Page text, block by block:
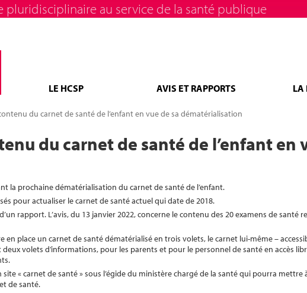
pluridisciplinaire au service de la santé publique
LE HCSP AVIS ET RAPPORTS LA
du carnet de santé de l’enfant en vue de sa dématérialisation
du carnet de santé de l’enfant en
la prochaine dématérialisation du carnet de santé de l’enfant.
pour actualiser le carnet de santé actuel qui date de 2018.
rapport. L’avis, du 13 janvier 2022, concerne le contenu des 20 examens de santé
place un carnet de santé dématérialisé en trois volets, le carnet lui-même –
volets d’informations, pour les parents et pour le personnel de santé en accès
site « carnet de santé » sous l’égide du ministère chargé de la santé qui pourra
de santé.